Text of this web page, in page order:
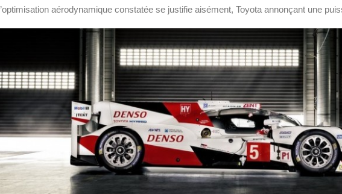
l’optimisation aérodynamique constatée se justifie aisément, Toyota annonçant une